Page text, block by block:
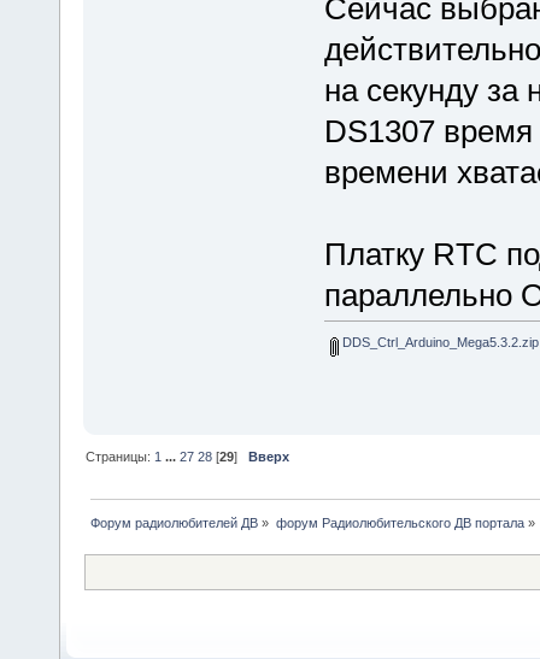
Сейчас
на секунду за
DS1307 время
времени
Платку RTC
параллельно
DDS_Ctrl_Arduino_Mega5.3.2.zip
Страницы:1 ...27 28 [29] Вверх
Форум радиолюбителей ДВ » форум Радиолюбительского ДВ портала»